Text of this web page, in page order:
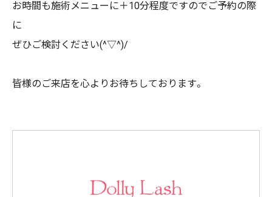
お時間も施術メニューに＋10分程度ですのでご予約の際
に
ぜひご検討ください(^▽^)/
皆様のご来店を心よりお待ちしております。